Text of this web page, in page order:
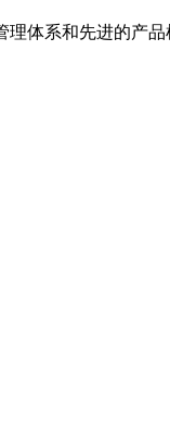
体系和先进的产